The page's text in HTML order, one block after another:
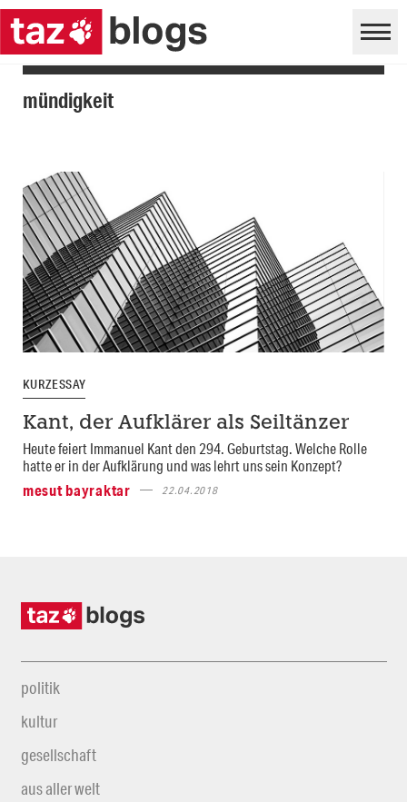
mündigkeit
KURZESSAY
Kant, der Aufklärer als Seiltänzer
Heute feiert Immanuel Kant den 294. Geburtstag. Welche Rolle
hatte er in der Aufklärung und was lehrt uns sein Konzept?
mesut bayraktar
22.04.2018
politik
kultur
gesellschaft
aus aller welt